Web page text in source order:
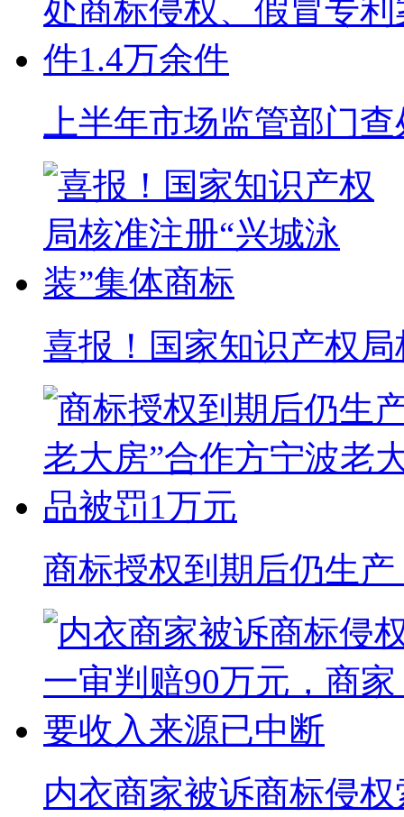
上半年市场监管部门
喜报！国家知识产权
商标授权到期后仍生产
内衣商家被诉商标侵